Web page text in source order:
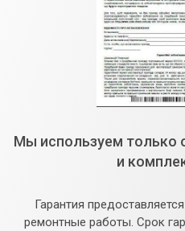
Мы используем только
и
Гарантия
ремонтные работы. Срок